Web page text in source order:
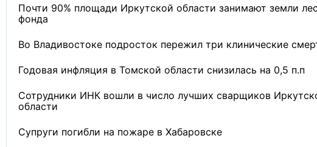
Почти 90% площади Иркутской области занимают земли
фонда
Во Владивостоке подросток пережил три клинические
Годовая инфляция в Томской области снизилась на 0,5 п.п
Сотрудники ИНК вошли в число лучших сварщиков
области
Супруги погибли на пожаре в Хабаровске